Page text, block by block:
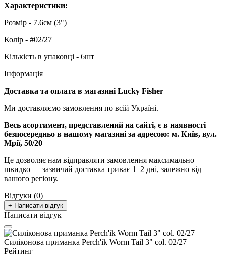
Характеристики:
Розмір - 7.6см (3")
Колір - #02/27
Кількість в упаковці - 6шт
Інформація
Доставка та оплата в магазині Lucky Fisher
Ми доставляємо замовлення по всій Україні.
Весь асортимент, представлений на сайті, є в наявності
безпосередньо в нашому магазині за адресою: м. Київ, вул.
Мрії, 50/20
Це дозволяє нам відправляти замовлення максимально
швидко — зазвичай доставка триває 1–2 дні, залежно від
вашого регіону.
Відгуки (0)
+ Написати відгук
Написати відгук
Силіконова приманка Perch'ik Worm Tail 3" col. 02/27
Рейтинг